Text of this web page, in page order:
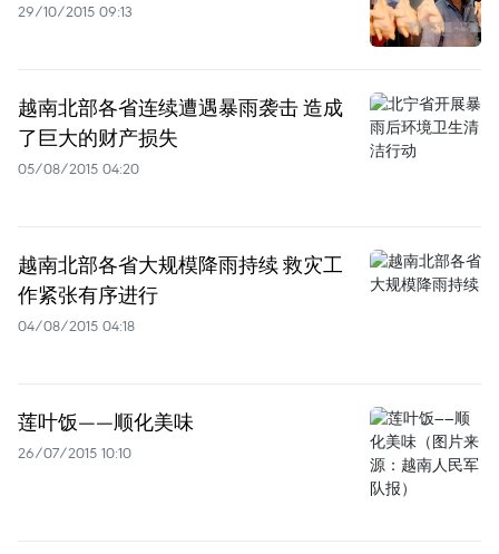
29/10/2015 09:13
越南北部各省连续遭遇暴雨袭击 造成
了巨大的财产损失
05/08/2015 04:20
越南北部各省大规模降雨持续 救灾工
作紧张有序进行
04/08/2015 04:18
莲叶饭——顺化美味
26/07/2015 10:10